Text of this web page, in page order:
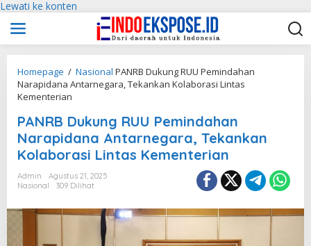
Lewati ke konten
Homepage / Nasional PANRB Dukung RUU Pemindahan
Narapidana Antarnegara, Tekankan Kolaborasi Lintas
Kementerian
PANRB Dukung RUU Pemindahan
Narapidana Antarnegara, Tekankan
Kolaborasi Lintas Kementerian
Admin
Agustus 21, 2025
Nasional
309 Dilihat